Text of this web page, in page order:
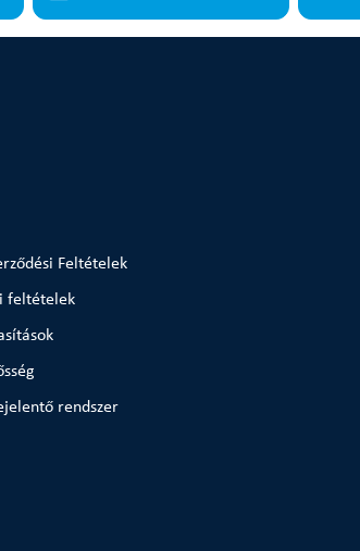
Feltételek
feltételek
rendszer